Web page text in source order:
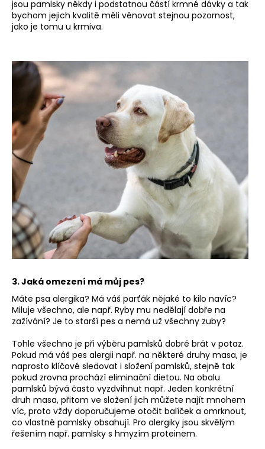
jsou pamlsky někdy i podstatnou částí krmné dávky a tak
bychom jejich kvalitě měli věnovat stejnou pozornost,
jako je tomu u krmiva.
3. Jaká omezení má můj pes?
Máte psa alergika? Má váš parťák nějaké to kilo navíc?
Miluje všechno, ale např. Ryby mu nedělají dobře na
zažívání? Je to starší pes a nemá už všechny zuby?
Tohle všechno je při výběru pamlsků dobré brát v potaz.
Pokud má váš pes alergii např. na některé druhy masa, je
naprosto klíčové sledovat i složení pamlsků, stejně tak
pokud zrovna prochází eliminační dietou. Na obalu
pamlsků bývá často vyzdvihnut např. Jeden konkrétní
druh masa, přitom ve složení jich můžete najít mnohem
víc, proto vždy doporučujeme otočit balíček a omrknout,
co vlastně pamlsky obsahují. Pro alergiky jsou skvělým
řešením např. pamlsky s hmyzím proteinem.